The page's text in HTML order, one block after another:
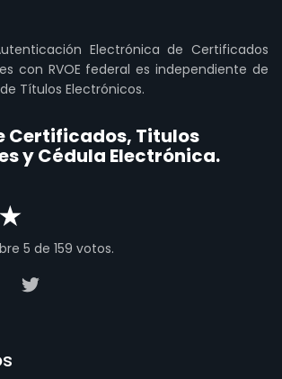
Electrónica de Certificados
con RVOE federal es independiente de
Títulos Electrónicos.
Certificados, Titulos
y Cédula Electrónica.
★
5 de 159 votos.